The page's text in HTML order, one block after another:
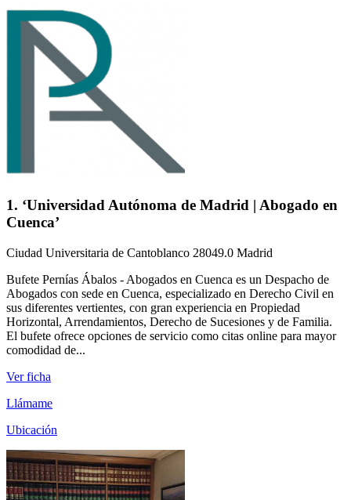
1. ‘Universidad Autónoma de Madrid | Abogado en
Cuenca’
Ciudad Universitaria de Cantoblanco 28049.0 Madrid
Bufete Pernías Ábalos - Abogados en Cuenca es un Despacho de
Abogados con sede en Cuenca, especializado en Derecho Civil en
sus diferentes vertientes, con gran experiencia en Propiedad
Horizontal, Arrendamientos, Derecho de Sucesiones y de Familia.
El bufete ofrece opciones de servicio como citas online para mayor
comodidad de...
Ver ficha
Llámame
Ubicación